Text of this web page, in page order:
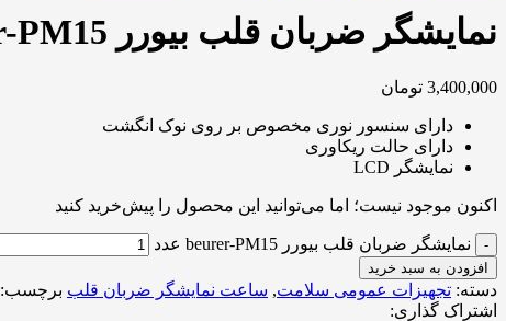
نمایشگر ضربان قلب بیورر beurer-PM15
3,400,000 تومان
دارای سنسور نوری مخصوص بر روی نوک انگشت
دارای حالت ریکاوری
نمایشگر LCD
اکنون موجود نیست؛ اما می‌توانید این محصول را پیش‌خرید کنید
نمایشگر ضربان قلب بیورر beurer-PM15 عدد
افزودن به سبد خرید
دسته: تجهیزات عمومی سلامت, ساعت نمایشگر ضربان قلب برچسب:
اشتراک گذاری: